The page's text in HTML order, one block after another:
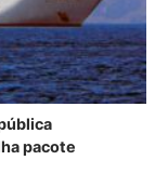
pacote